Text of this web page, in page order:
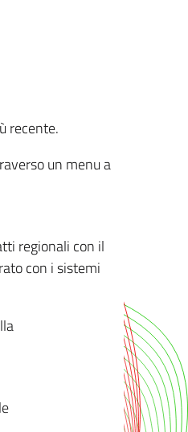
recente.
un menu a
regionali con il
con i sistemi